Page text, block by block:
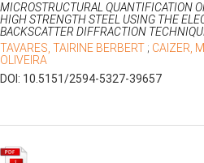
MICROSTRUCTURAL QUANTIFICATION
HIGH STRENGTH STEEL USING THE
BACKSCATTER DIFFRACTION
TAVARES, TAIRINE BERBERT ; CAIZER,
OLIVEIRA
DOI: 10.5151/2594-5327-39657